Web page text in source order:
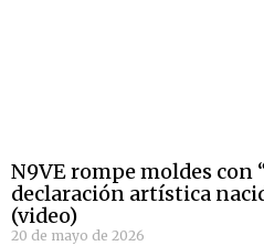
N9VE rompe moldes con
declaración artística
(video)
20 de mayo de 2026